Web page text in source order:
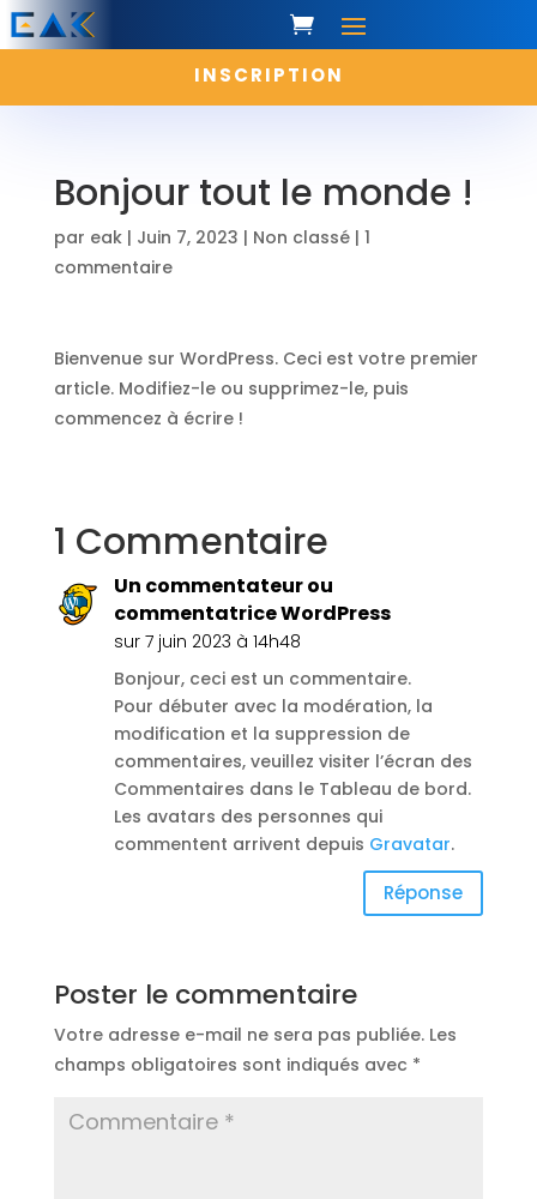
INSCRIPTION
Bonjour tout le monde !
par eak| Juin 7, 2023 | Non classé| 1
commentaire
Bienvenue sur WordPress. Ceci est votre premier
article. Modifiez-le ou supprimez-le, puis
commencez à écrire !
1 Commentaire
Un commentateur ou
commentatrice WordPress
sur 7 juin 2023 à 14h48
Bonjour, ceci est un commentaire.
Pour débuter avec la modération, la
modification et la suppression de
commentaires, veuillez visiter l’écran des
Commentaires dans le Tableau de bord.
Les avatars des personnes qui
commentent arrivent depuis Gravatar.
Réponse
Poster le commentaire
Votre adresse e-mail ne sera pas publiée. Les
champs obligatoires sont indiqués avec *